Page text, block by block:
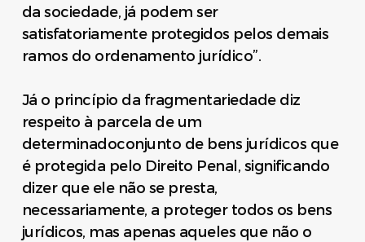
da sociedade, já podem ser
satisfatoriamente protegidos pelos demais
ramos do ordenamento jurídico”.
Já o princípio da fragmentariedade diz
respeito à parcela de um
determinadoconjunto de bens jurídicos que
é protegida pelo Direito Penal, significando
dizer que ele não se presta,
necessariamente, a proteger todos os bens
jurídicos, mas apenas aqueles que não o